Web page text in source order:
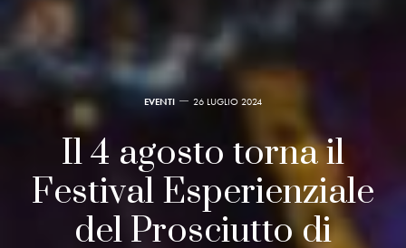
EVENTI 26 LUGLIO 2024
Il 4 agosto torna il
Festival Esperienziale
del Prosciutto di